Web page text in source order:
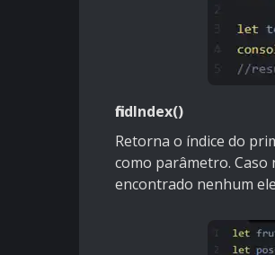
findIndex()
Retorna o índice do
como parâmetro.
encontrado nenhum